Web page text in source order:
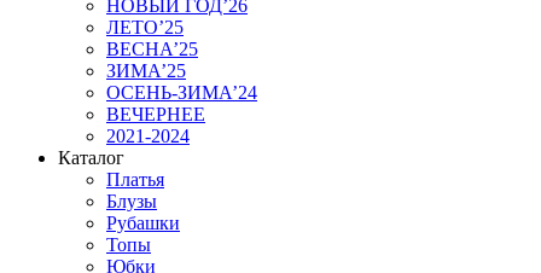
НОВЫЙ ГОД’26
ЛЕТО’25
ВЕСНА’25
ЗИМА’25
ОСЕНЬ-ЗИМА’24
ВЕЧЕРНЕЕ
2021-2024
Каталог
Платья
Блузы
Рубашки
Топы
Юбки